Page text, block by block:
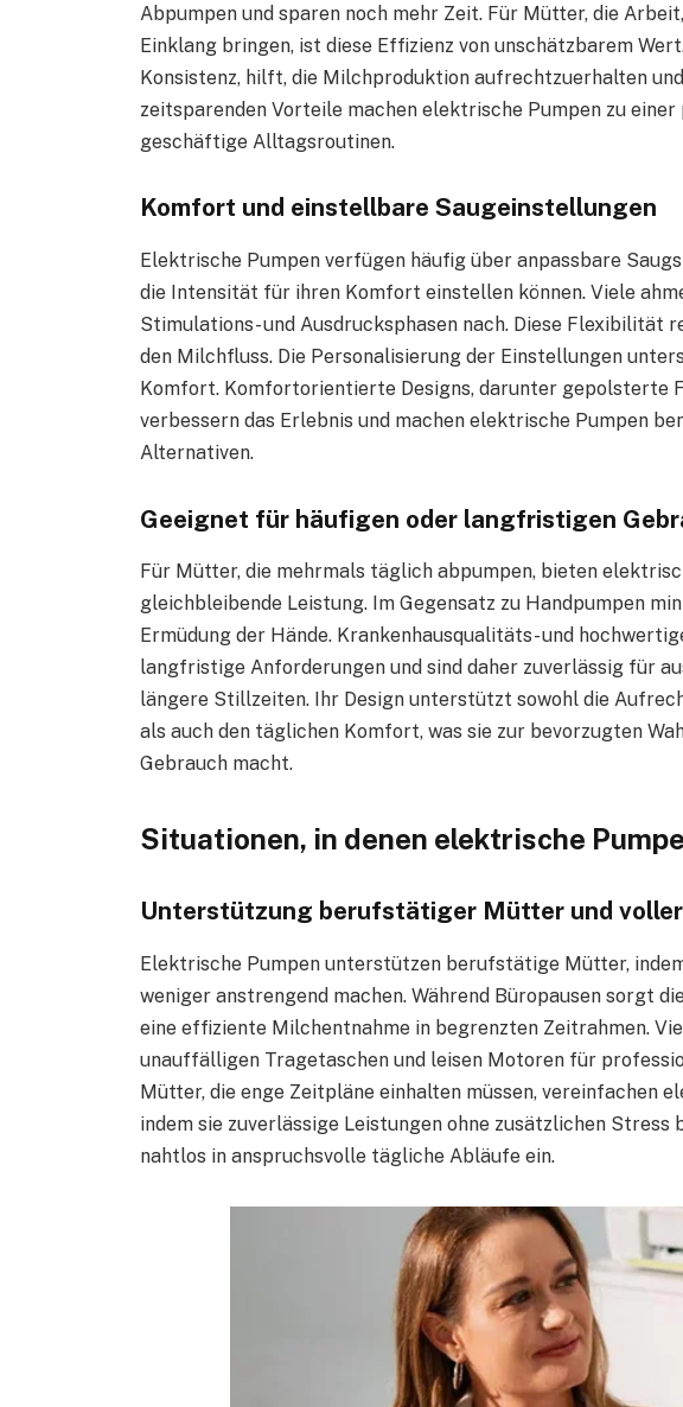
Abpumpen und sparen noch mehr Zeit. Für Mütter, die
Einklang bringen, ist diese Effizienz von unschätzbarem
Konsistenz, hilft, die Milchproduktion aufrechtzuerhalten
zeitsparenden Vorteile machen elektrische Pumpen zu
geschäftige Alltagsroutinen.
Komfort und einstellbare Saugeinstellungen
Elektrische Pumpen verfügen häufig über anpassbare
die Intensität für ihren Komfort einstellen können. Viele
Stimulations- und Ausdrucksphasen nach. Diese Flexibilität
den Milchfluss. Die Personalisierung der Einstellungen
Komfort. Komfortorientierte Designs, darunter gepolsterte
verbessern das Erlebnis und machen elektrische Pumpen
Alternativen.
Geeignet für häufigen oder langfristigen
Für Mütter, die mehrmals täglich abpumpen, bieten
gleichbleibende Leistung. Im Gegensatz zu Handpumpen
Ermüdung der Hände. Krankenhausqualitäts- und
langfristige Anforderungen und sind daher zuverlässig für
längere Stillzeiten. Ihr Design unterstützt sowohl die
als auch den täglichen Komfort, was sie zur bevorzugten
Gebrauch macht.
Situationen, in denen elektrische
Unterstützung berufstätiger Mütter und
Elektrische Pumpen unterstützen berufstätige Mütter,
weniger anstrengend machen. Während Büropausen sorgt
eine effiziente Milchentnahme in begrenzten Zeitrahmen.
unauffälligen Tragetaschen und leisen Motoren für
Mütter, die enge Zeitpläne einhalten müssen, vereinfachen
indem sie zuverlässige Leistungen ohne zusätzlichen
nahtlos in anspruchsvolle tägliche Abläufe ein.